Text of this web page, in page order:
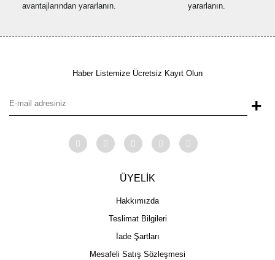
avantajlarından yararlanın.
yararlanın.
Haber Listemize Ücretsiz Kayıt Olun
+
ÜYELİK
Hakkımızda
Teslimat Bilgileri
İade Şartları
Mesafeli Satış Sözleşmesi